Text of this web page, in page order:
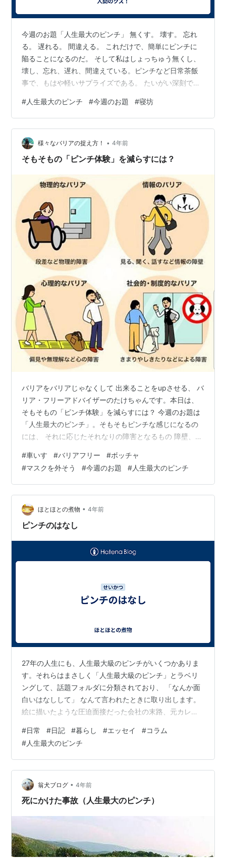
今週のお題「人生最大のピンチ」 無くす。 壊す。 忘れ
る。 遅れる。 間違える。 これだけで、簡単にピンチに
陥ることになるのだ。 そして私はしょっちゅう無くし、
壊し、忘れ、遅れ、間違えている。ピンチなど日常茶飯
事で、もはや軽いサプライズである。 たいがい深刻では
る。 そして頻度が高いゆえに、時々は深刻な事態にな
る。 そんな時は人に大迷惑をかけるか、自分に大ダメー
ジがあるか、それでも何とかなっているのだろう。あま
り記憶にない。 記憶にあるものは、すでにもうブログに
書いている。つまり書けることがない。 ブログ開設前を
#人生最大のピンチ #今週のお題 #寝坊
様々なバリアの捉え方！ • 4年前
そもそもの「ピンチ体験」を減らすには？
バリアをバリアじゃなくして 出来ることをupさせる、 バ
リア・フリーアドバイザーのたけちゃんです。本日は、
そもそもの「ピンチ体験」を減らすには？ 今週のお題は
「人生最大のピンチ」。そもそもピンチな感じになるの
には、 それに応じたそれなりの障害となるもの 障壁、バ
みたいな''障がい者''というくくりの人は時々、 バリアの
内容によって4つのカテゴリーに分けられて いろいろ話
を進められたりすることがあるんですね。それはこうい
う風に... 前回のブログでは車いすフレームの重要そうな
位置に亀裂、 という上図の中で一番多いであろう 「物理
的なバリア」による…
#車いす #バリアフリー #ボッチャ
#マスクを外そう #今週のお題 #人生最大のピンチ
ほとほとの煮物 • 4年前
ピンチのはなし
27年の人生にも、人生最大級のピンチがいくつかありま
す。それらはまさしく「人生最大級のピンチ」とラベリ
ングして、話題フォルダに分類されており、 「なんか面
白いはなしして」 なんて言われたときに取り出します。
絵に描いたような圧迫面接だった会社の末路、元カレの
錠予定12分遅れで目を覚ましたのに鍵はわたしの手元に
あるという社会人1年目の朝…さて、どれから話しましょ
う？ でも最近、このような話題の振り方は無茶振りであ
り、一般的には敬遠されると知りました。気をつけなけ
ればなりません。 わたしは 「なんか面白いはなしして」
とか 「人生最大のピンチおしえて…
#日常 #日記 #暮らし #エッセイ #コラム
#人生最大のピンチ
翁犬ブログ • 4年前
死にかけた事故（人生最大のピンチ）